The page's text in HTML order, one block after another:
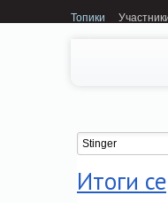
Топики
Итоги